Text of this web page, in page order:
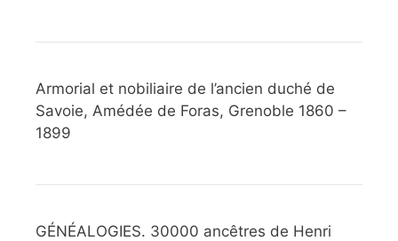
Armorial et nobiliaire de l’ancien duché de
Savoie, Amédée de Foras, Grenoble 1860 –
1899
GÉNÉALOGIES. 30000 ancêtres de Henri